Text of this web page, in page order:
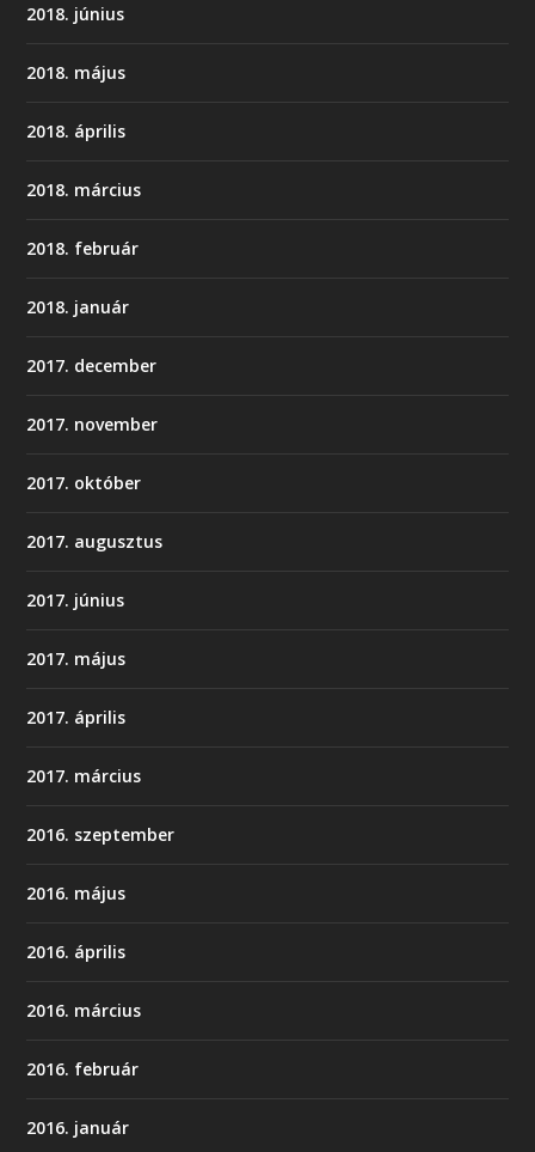
2018. június
2018. május
2018. április
2018. március
2018. február
2018. január
2017. december
2017. november
2017. október
2017. augusztus
2017. június
2017. május
2017. április
2017. március
2016. szeptember
2016. május
2016. április
2016. március
2016. február
2016. január